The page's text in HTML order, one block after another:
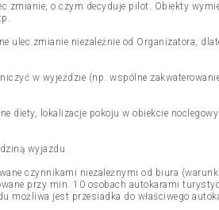
o czym decyduje pilot. Obiekty
ulec zmianie niezależnie od Organizatora,
w wyjeździe (np. wspólne
diety, lokalizacje pokoju w obiekcie
wyjazdu.
czynnikami niezależnymi od biura
przy min. 10 osobach autokarami
możliwa jest przesiadka do właściwego